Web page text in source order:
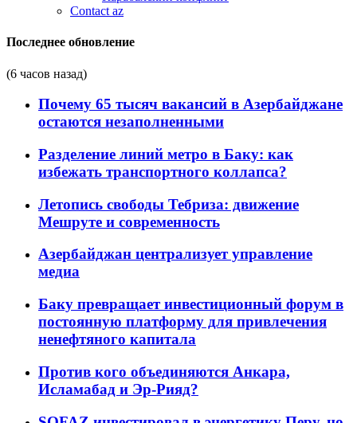
Contact az
Последнее обновление
(6 часов назад)
Почему 65 тысяч вакансий в Азербайджане
остаются незаполненными
Разделение линий метро в Баку: как
избежать транспортного коллапса?
Летопись свободы Тебриза: движение
Мешруте и современность
Азербайджан централизует управление
медиа
Баку превращает инвестиционный форум в
постоянную платформу для привлечения
ненефтяного капитала
Против кого объединяются Анкара,
Исламабад и Эр-Рияд?